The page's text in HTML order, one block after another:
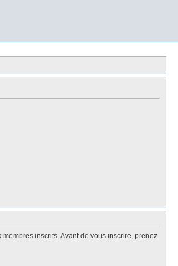
inscrits. Avant de vous inscrire, prenez